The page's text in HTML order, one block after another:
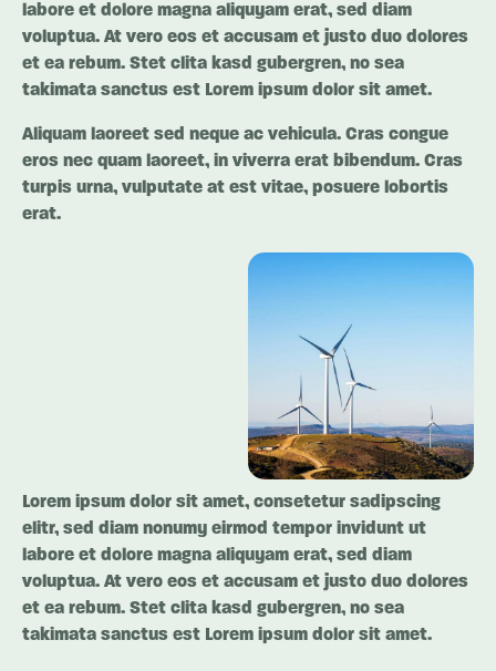
labore et dolore magna aliquyam erat, sed diam
voluptua. At vero eos et accusam et justo duo dolores
et ea rebum. Stet clita kasd gubergren, no sea
takimata sanctus est Lorem ipsum dolor sit amet.
Aliquam laoreet sed neque ac vehicula. Cras congue
eros nec quam laoreet, in viverra erat bibendum. Cras
turpis urna, vulputate at est vitae, posuere lobortis
erat.
Lorem ipsum dolor sit amet, consetetur sadipscing
elitr, sed diam nonumy eirmod tempor invidunt ut
labore et dolore magna aliquyam erat, sed diam
voluptua. At vero eos et accusam et justo duo dolores
et ea rebum. Stet clita kasd gubergren, no sea
takimata sanctus est Lorem ipsum dolor sit amet.